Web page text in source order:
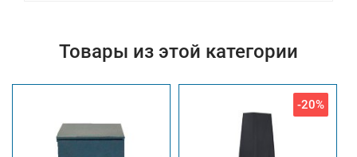
Товары из этой категории
-20%